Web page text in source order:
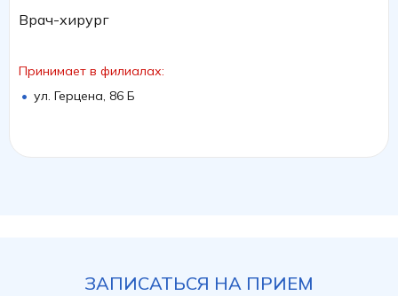
Врач-хирург
Принимает в филиалах:
ул. Герцена, 86 Б
ЗАПИСАТЬСЯ НА ПРИЕМ